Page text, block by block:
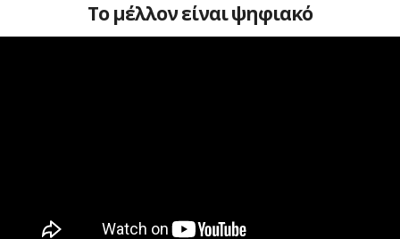
Το μέλλον είναι ψηφιακό